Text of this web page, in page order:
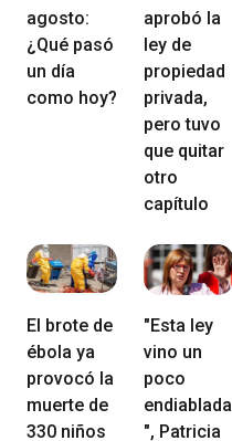
agosto:
¿Qué pasó
un día
como hoy?
aprobó la
ley de
propiedad
privada,
pero tuvo
que quitar
otro
capítulo
El brote de
ébola ya
provocó la
muerte de
330 niños
"Esta ley
vino un
poco
endiablada
", Patricia